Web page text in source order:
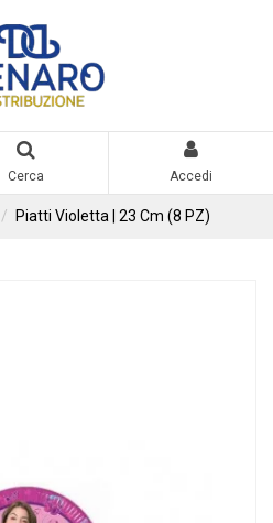
Cerca Accedi
Piatti Violetta | 23 Cm (8 PZ)